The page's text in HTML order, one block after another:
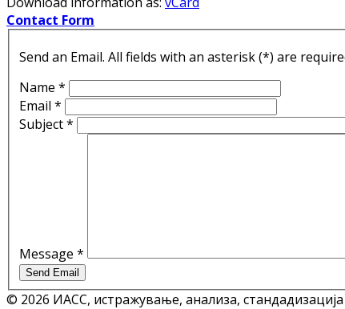
Contact Form
Send an Email. All fields with an asterisk (*) are
Name *
Email *
Subject*
Message *
Send Email
© 2026 ИАСС, истражување, анализа,